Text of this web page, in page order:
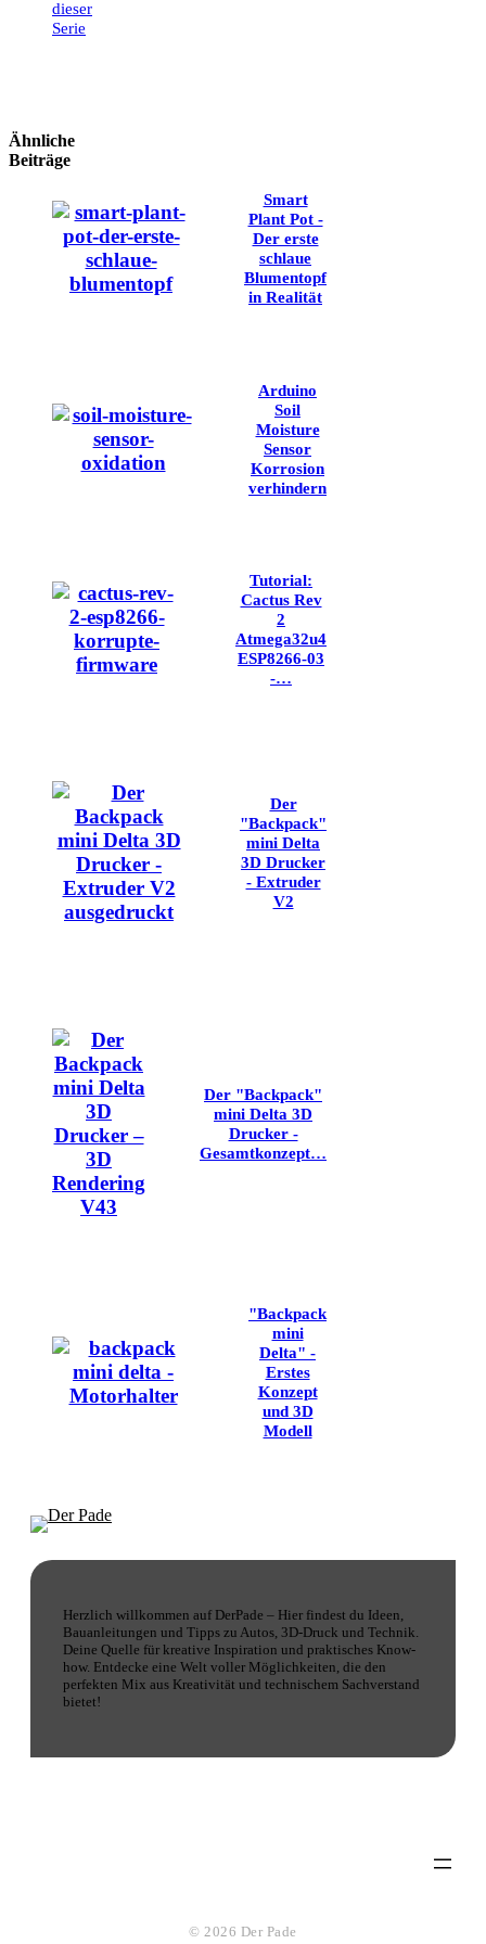
dieser
Serie
Ähnliche
Beiträge
Smart
Plant Pot -
Der erste
schlaue
Blumentopf
in Realität
Arduino
Soil
Moisture
Sensor
Korrosion
verhindern
Tutorial:
Cactus Rev
2
Atmega32u4
ESP8266-03
-…
Der
"Backpack"
mini Delta
3D Drucker
- Extruder
V2
Der "Backpack"
mini Delta 3D
Drucker -
Gesamtkonzept…
"Backpack
mini
Delta" -
Erstes
Konzept
und 3D
Modell
Herzlich willkommen auf DerPade – Hier findest du Ideen,
Bauanleitungen und Tipps zu Autos, 3D-Druck und Technik.
Deine Quelle für kreative Inspiration und praktisches Know-
how. Entdecke eine Welt voller Möglichkeiten, die den
perfekten Mix aus Kreativität und technischem Sachverstand
bietet!
© 2026 Der Pade